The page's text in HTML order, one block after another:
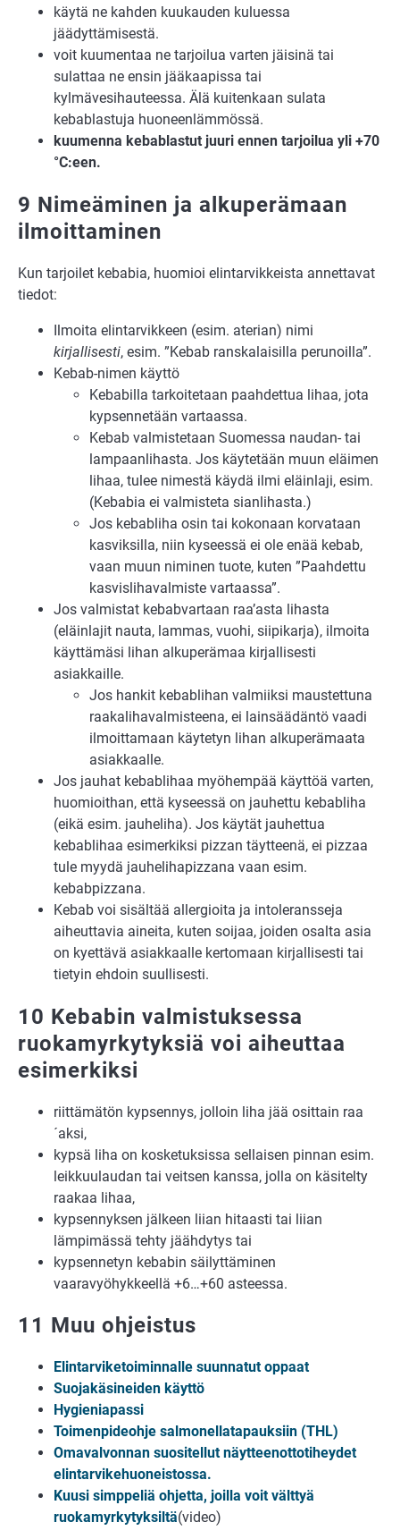
käytä ne kahden kuukauden kuluessa
jäädyttämisestä.
voit kuumentaa ne tarjoilua varten jäisinä tai
sulattaa ne ensin jääkaapissa tai
kylmävesihauteessa. Älä kuitenkaan sulata
kebablastuja huoneenlämmössä.
kuumenna kebablastut juuri ennen tarjoilua yli +70
°C:een.
9 Nimeäminen ja alkuperämaan
ilmoittaminen
Kun tarjoilet kebabia, huomioi elintarvikkeista annettavat
tiedot:
Ilmoita elintarvikkeen (esim. aterian) nimi
kirjallisesti, esim. ”Kebab ranskalaisilla perunoilla”.
Kebab-nimen käyttö
Kebabilla tarkoitetaan paahdettua lihaa, jota
kypsennetään vartaassa.
Kebab valmistetaan Suomessa naudan- tai
lampaanlihasta. Jos käytetään muun eläimen
lihaa, tulee nimestä käydä ilmi eläinlaji, esim.
(Kebabia ei valmisteta sianlihasta.)
Jos kebabliha osin tai kokonaan korvataan
kasviksilla, niin kyseessä ei ole enää kebab,
vaan muun niminen tuote, kuten ”Paahdettu
kasvislihavalmiste vartaassa”.
Jos valmistat kebabvartaan raa’asta lihasta
(eläinlajit nauta, lammas, vuohi, siipikarja), ilmoita
käyttämäsi lihan alkuperämaa kirjallisesti
asiakkaille.
Jos hankit kebablihan valmiiksi maustettuna
raakalihavalmisteena, ei lainsäädäntö vaadi
ilmoittamaan käytetyn lihan alkuperämaata
asiakkaalle.
Jos jauhat kebablihaa myöhempää käyttöä varten,
huomioithan, että kyseessä on jauhettu kebabliha
(eikä esim. jauheliha). Jos käytät jauhettua
kebablihaa esimerkiksi pizzan täytteenä, ei pizzaa
tule myydä jauhelihapizzana vaan esim.
kebabpizzana.
Kebab voi sisältää allergioita ja intoleransseja
aiheuttavia aineita, kuten soijaa, joiden osalta asia
on kyettävä asiakkaalle kertomaan kirjallisesti tai
tietyin ehdoin suullisesti.
10 Kebabin valmistuksessa
ruokamyrkytyksiä voi aiheuttaa
esimerkiksi
riittämätön kypsennys, jolloin liha jää osittain raa
´aksi,
kypsä liha on kosketuksissa sellaisen pinnan esim.
leikkuulaudan tai veitsen kanssa, jolla on käsitelty
raakaa lihaa,
kypsennyksen jälkeen liian hitaasti tai liian
lämpimässä tehty jäähdytys tai
kypsennetyn kebabin säilyttäminen
vaaravyöhykkeellä +6…+60 asteessa.
11 Muu ohjeistus
Elintarviketoiminnalle suunnatut oppaat
Suojakäsineiden käyttö
Hygieniapassi
Toimenpideohje salmonellatapauksiin (THL)
Omavalvonnan suositellut näytteenottotiheydet
elintarvikehuoneistossa.
Kuusi simppeliä ohjetta, joilla voit välttyä
ruokamyrkytyksiltä(video)